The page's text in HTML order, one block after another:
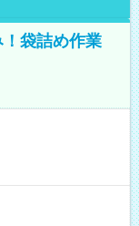
袋詰め作業